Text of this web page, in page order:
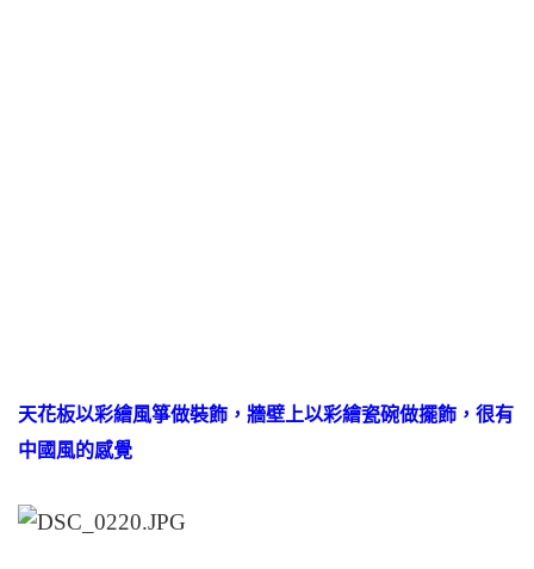
天花板以彩繪風箏做裝飾，牆壁上以彩繪瓷碗做擺飾，很有
中國風的感覺